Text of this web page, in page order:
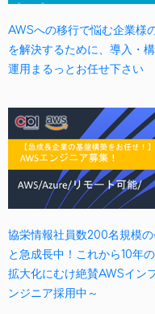
AWSへの移行で悩む企業様
を解決するために、導入・構
運用まるっとお任せ下さい
協栄情報社員数200名規模の
と急成長中！これから10年
拡大化にむけ絶賛AWSイン
ンジニア採用中～